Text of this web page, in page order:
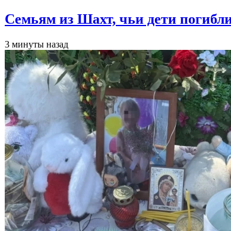
Семьям из Шахт, чьи дети
3 минуты назад